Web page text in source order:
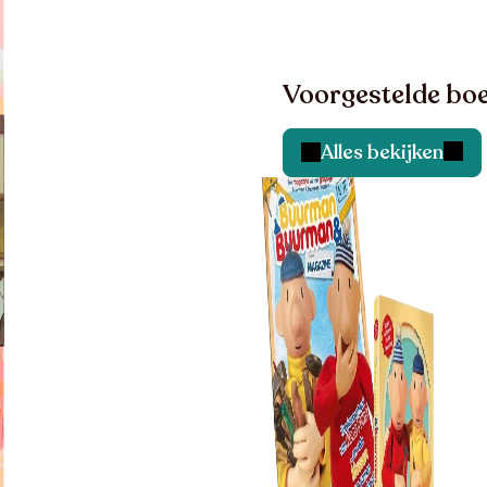
Voorgestelde
Alles bekijken